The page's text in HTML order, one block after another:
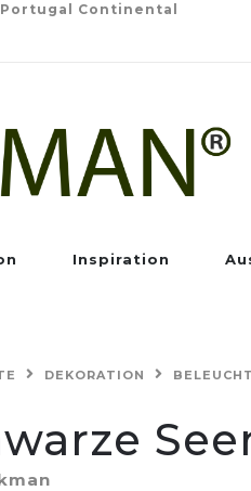
Continental
Inspiration
DEKORATION